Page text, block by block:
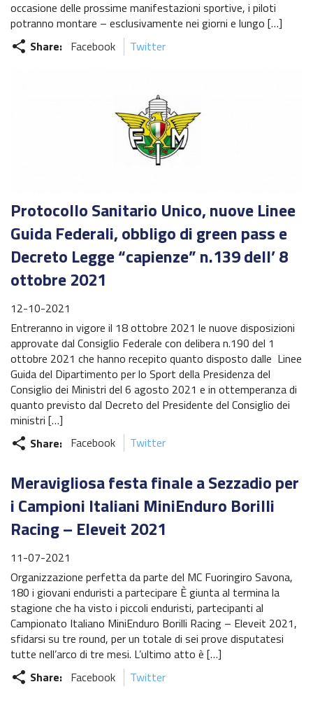
occasione delle prossime manifestazioni sportive, i piloti
potranno montare – esclusivamente nei giorni e lungo […]
share Share: Facebook Twitter
Protocollo Sanitario Unico, nuove Linee
Guida Federali, obbligo di green pass e
Decreto Legge “capienze” n.139 dell’ 8
ottobre 2021
12-10-2021
Entreranno in vigore il 18 ottobre 2021 le nuove disposizioni
approvate dal Consiglio Federale con delibera n.190 del 1
ottobre 2021 che hanno recepito quanto disposto dalle Linee
Guida del Dipartimento per lo Sport della Presidenza del
Consiglio dei Ministri del 6 agosto 2021 e in ottemperanza di
quanto previsto dal Decreto del Presidente del Consiglio dei
ministri […]
share Share: Facebook Twitter
Meravigliosa festa finale a Sezzadio per
i Campioni Italiani MiniEnduro Borilli
Racing – Eleveit 2021
11-07-2021
Organizzazione perfetta da parte del MC Fuoringiro Savona,
180 i giovani enduristi a partecipare È giunta al termina la
stagione che ha visto i piccoli enduristi, partecipanti al
Campionato Italiano MiniEnduro Borilli Racing – Eleveit 2021,
sfidarsi su tre round, per un totale di sei prove disputatesi
tutte nell’arco di tre mesi. L’ultimo atto è […]
share Share: Facebook Twitter